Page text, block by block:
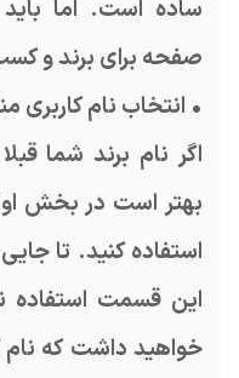
ساده است. اما
صفحه برای برند و
• انتخاب نام کاربری
اگر نام برند شما
بهتر است در بخش اول
استفاده کنید. تا
این قسمت استفاده
خواهید داشت که نام